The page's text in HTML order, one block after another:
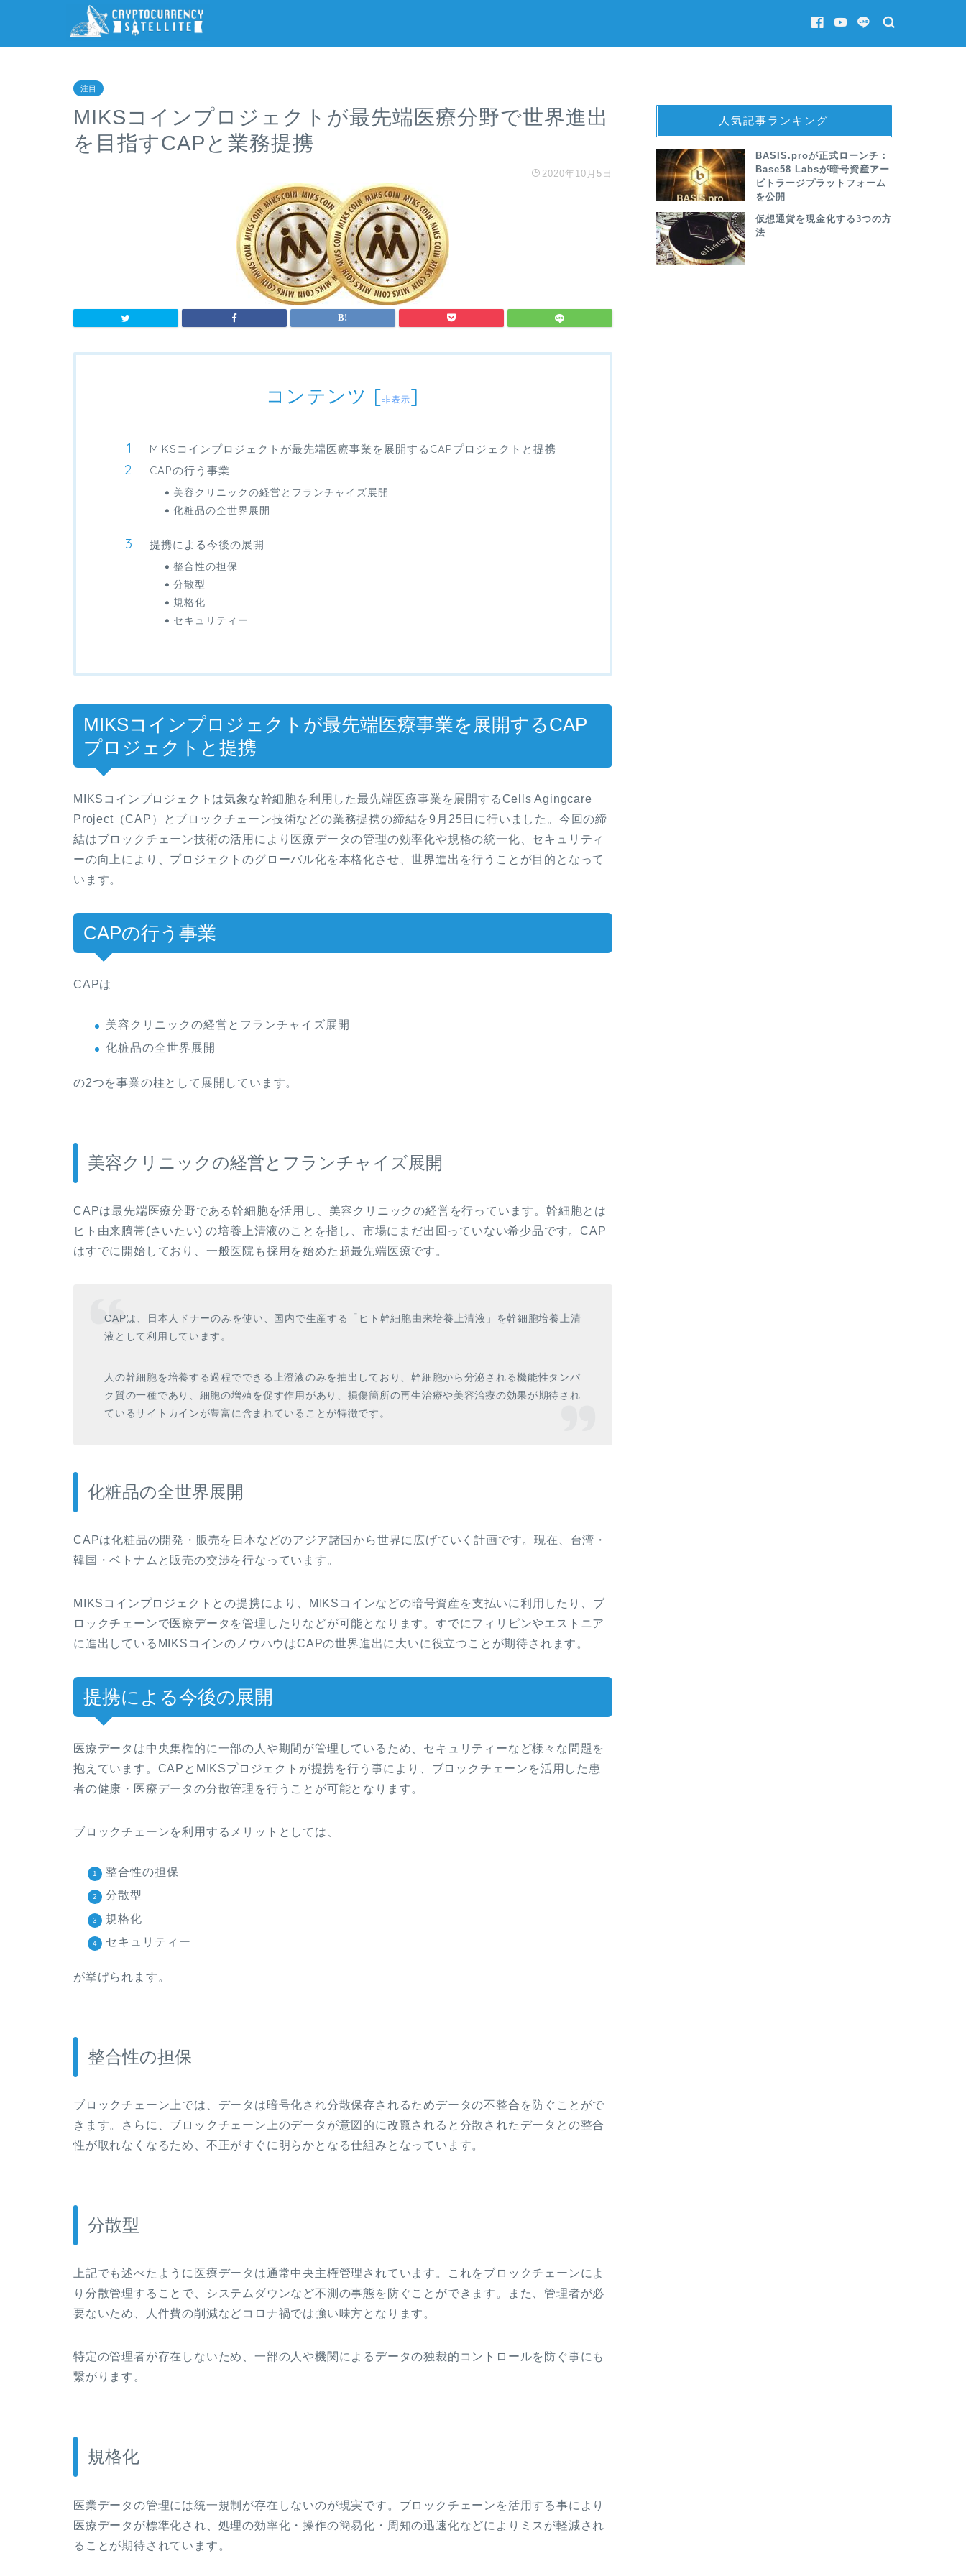
注目
MIKSコインプロジェクトが最先端医療分野で世界進出
を目指すCAPと業務提携
2020年10月5日
コンテンツ [非表示]
MIKSコインプロジェクトが最先端医療事業を展開するCAPプロジェクトと提携
CAPの行う事業
美容クリニックの経営とフランチャイズ展開
化粧品の全世界展開
提携による今後の展開
整合性の担保
分散型
規格化
セキュリティー
MIKSコインプロジェクトが最先端医療事業を展開するCAP
プロジェクトと提携
MIKSコインプロジェクトは気象な幹細胞を利用した最先端医療事業を展開するCells Agingcare
Project（CAP）とブロックチェーン技術などの業務提携の締結を9月25日に行いました。今回の締
結はブロックチェーン技術の活用により医療データの管理の効率化や規格の統一化、セキュリティ
ーの向上により、プロジェクトのグローバル化を本格化させ、世界進出を行うことが目的となって
います。
CAPの行う事業
CAPは
美容クリニックの経営とフランチャイズ展開
化粧品の全世界展開
の2つを事業の柱として展開しています。
美容クリニックの経営とフランチャイズ展開
CAPは最先端医療分野である幹細胞を活用し、美容クリニックの経営を行っています。幹細胞とは
ヒト由来臍帯(さいたい) の培養上清液のことを指し、市場にまだ出回っていない希少品です。CAP
はすでに開始しており、一般医院も採用を始めた超最先端医療です。
CAPは、日本人ドナーのみを使い、国内で生産する「ヒト幹細胞由来培養上清液」を幹細胞培養上清
液として利用しています。
人の幹細胞を培養する過程でできる上澄液のみを抽出しており、幹細胞から分泌される機能性タンパ
ク質の一種であり、細胞の増殖を促す作用があり、損傷箇所の再生治療や美容治療の効果が期待され
ているサイトカインが豊富に含まれていることが特徴です。
化粧品の全世界展開
CAPは化粧品の開発・販売を日本などのアジア諸国から世界に広げていく計画です。現在、台湾・
韓国・ベトナムと販売の交渉を行なっています。
MIKSコインプロジェクトとの提携により、MIKSコインなどの暗号資産を支払いに利用したり、ブ
ロックチェーンで医療データを管理したりなどが可能となります。すでにフィリピンやエストニア
に進出しているMIKSコインのノウハウはCAPの世界進出に大いに役立つことが期待されます。
提携による今後の展開
医療データは中央集権的に一部の人や期間が管理しているため、セキュリティーなど様々な問題を
抱えています。CAPとMIKSプロジェクトが提携を行う事により、ブロックチェーンを活用した患
者の健康・医療データの分散管理を行うことが可能となります。
ブロックチェーンを利用するメリットとしては、
整合性の担保
分散型
規格化
セキュリティー
が挙げられます。
整合性の担保
ブロックチェーン上では、データは暗号化され分散保存されるためデータの不整合を防ぐことがで
きます。さらに、ブロックチェーン上のデータが意図的に改竄されると分散されたデータとの整合
性が取れなくなるため、不正がすぐに明らかとなる仕組みとなっています。
分散型
上記でも述べたように医療データは通常中央主権管理されています。これをブロックチェーンによ
り分散管理することで、システムダウンなど不測の事態を防ぐことができます。また、管理者が必
要ないため、人件費の削減などコロナ禍では強い味方となります。
特定の管理者が存在しないため、一部の人や機関によるデータの独裁的コントロールを防ぐ事にも
繋がります。
規格化
医業データの管理には統一規制が存在しないのが現実です。ブロックチェーンを活用する事により
医療データが標準化され、 処理の効率化・操作の簡易化・周知の迅速化などによりミスが軽減され
ることが期待されています。
人気記事ランキング
BASIS.proが正式ローンチ：
Base58 Labsが暗号資産アー
ビトラージプラットフォーム
を公開
仮想通貨を現金化する3つの方
法